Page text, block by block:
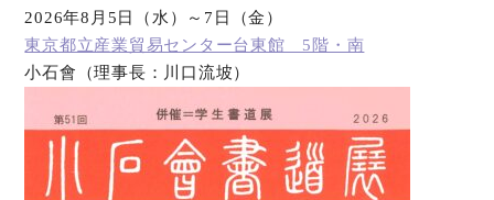
2026年8月5日（水）～7日（金）
東京都立産業貿易センター台東館 5階・南
小石會（理事長：川口流坡）
デジタルアーカイブ
オンラインショップ
お問い合わせ